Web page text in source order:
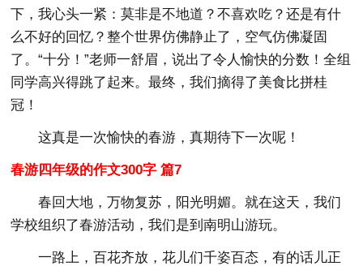
下，我心头一紧：莫非是不地道？不喜欢吃？还是有什
么不好的回忆？整个世界仿佛静止了，空气仿佛凝固
了。“十分！”老师一舒眉，说出了令人愉快的分数！全组
同学高兴得跳了起来。最终，我们摘得了美食比拼桂
冠！
这真是一次愉快的春游，真期待下一次呢！
春游四年级的作文300字 篇7
春回大地，万物复苏，阳光明媚。就在这天，我们
学校组织了春游活动，我们是到南明山游玩。
一路上，百花齐放，花儿们千姿百态，有的话儿正